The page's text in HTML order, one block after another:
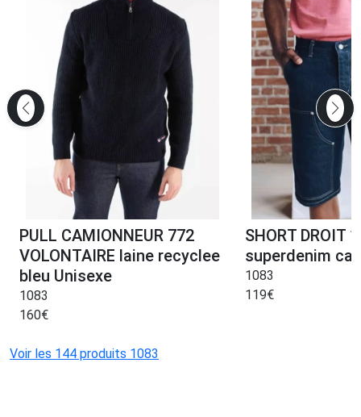
PULL CAMIONNEUR 772
VOLONTAIRE laine recyclee
bleu Unisexe
1083
160€
SHORT DROIT
superdenim
1083
119€
Voir les 144 produits 1083